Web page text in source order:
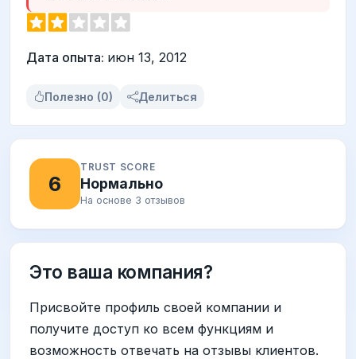
Дата опыта: июн 13, 2012
Полезно (0) Делиться
6
TRUST SCORE
Нормально
На основе 3 отзывов
Это ваша компания?
Присвойте профиль своей компании и
получите доступ ко всем функциям и
возможность отвечать на отзывы клиентов.